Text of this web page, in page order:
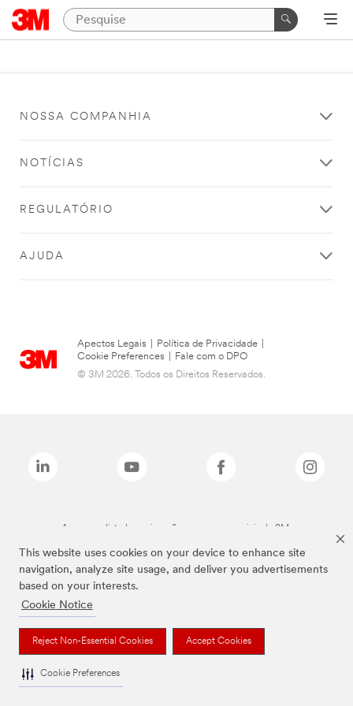
This website uses cookies on your device to enhance site
navigation, analyze site usage, and deliver you advertisements
based on your interests.
Cookie Notice
Reject Non-Essential Cookies Accept Cookies
Cookie Preferences
NOSSA COMPANHIA
NOTÍCIAS
REGULATÓRIO
AJUDA
Apectos Legais Política de Privacidade
Cookie Preferences
Fale com o DPO
© 3M 2026. Todos os Direitos Reservados.
As marcas listadas a cima são marcas comerciais da 3M.